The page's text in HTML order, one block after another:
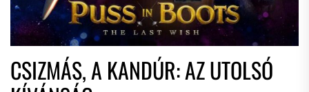
CSIZMÁS, A KANDÚR: AZ UTOLSÓ